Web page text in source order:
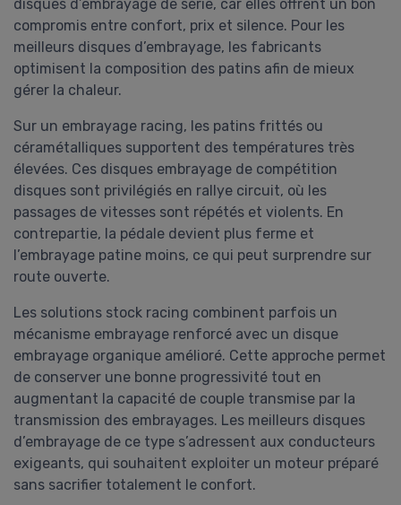
disques d’embrayage de série, car elles offrent un bon
compromis entre confort, prix et silence. Pour les
meilleurs disques d’embrayage, les fabricants
optimisent la composition des patins afin de mieux
gérer la chaleur.
Sur un embrayage racing, les patins frittés ou
céramétalliques supportent des températures très
élevées. Ces disques embrayage de compétition
disques sont privilégiés en rallye circuit, où les
passages de vitesses sont répétés et violents. En
contrepartie, la pédale devient plus ferme et
l’embrayage patine moins, ce qui peut surprendre sur
route ouverte.
Les solutions stock racing combinent parfois un
mécanisme embrayage renforcé avec un disque
embrayage organique amélioré. Cette approche permet
de conserver une bonne progressivité tout en
augmentant la capacité de couple transmise par la
transmission des embrayages. Les meilleurs disques
d’embrayage de ce type s’adressent aux conducteurs
exigeants, qui souhaitent exploiter un moteur préparé
sans sacrifier totalement le confort.